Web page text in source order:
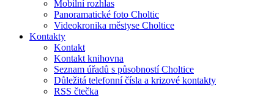
Mobilní rozhlas
Panoramatické foto Choltic
Videokronika městyse Choltice
Kontakty
Kontakt
Kontakt knihovna
Seznam úřadů s působností Choltice
Důležitá telefonní čísla a krizové kontakty
RSS čtečka